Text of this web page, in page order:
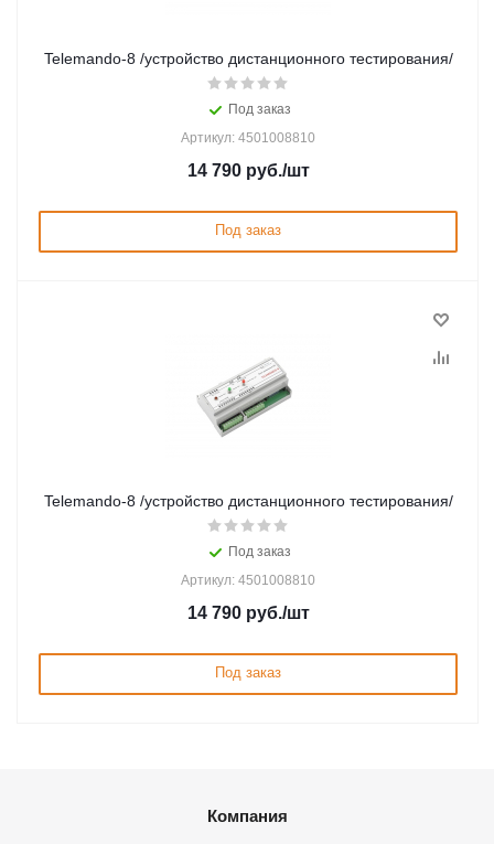
Telemando-8 /устройство дистанционного тестирования/
Под заказ
Артикул: 4501008810
14 790руб./шт
Под заказ
Telemando-8 /устройство дистанционного тестирования/
Под заказ
Артикул: 4501008810
14 790руб./шт
Под заказ
Компания